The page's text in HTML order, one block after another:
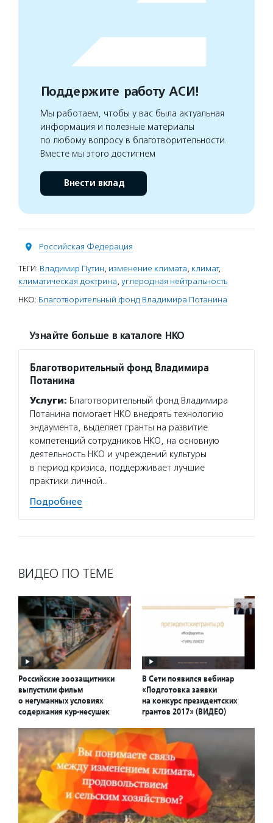
Поддержите работу АСИ!
Мы работаем, чтобы у вас была актуальная
информация и полезные материалы
по любому вопросу в благотворительности.
Вместе мы этого достигнем
Внести вклад
Российская Федерация
ТЕГИ: Владимир Путин, изменение климата, климат,
климатическая доктрина, углеродная нейтральность
НКО: Благотворительный фонд Владимира Потанина
Узнайте больше в каталоге НКО
Благотворительный фонд Владимира
Потанина
Услуги: Благотворительный фонд Владимира
Потанина помогает НКО внедрять технологию
эндаумента, выделяет гранты на развитие
компетенций сотрудников НКО, на основную
деятельность НКО и учреждений культуры
в период кризиса, поддерживает лучшие
практики личной…
Подробнее
ВИДЕО ПО ТЕМЕ
Российские зоозащитники
выпустили фильм
о негуманных условиях
содержания кур-несушек
В Сети появился вебинар
«Подготовка заявки
на конкурс президентских
грантов 2017» (ВИДЕО)